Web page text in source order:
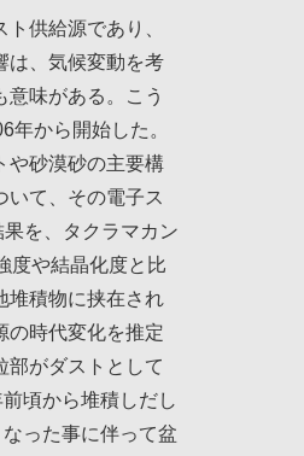
供給源であり、
は、気候変動を考
味がある。こう
から開始した。
や砂漠砂の主要構
いて、その電子ス
を、タクラマカン
度や結晶化度と比
堆積物に挟在され
の時代変化を推定
部がダストとして
頃から堆積しだし
った事に伴って盆